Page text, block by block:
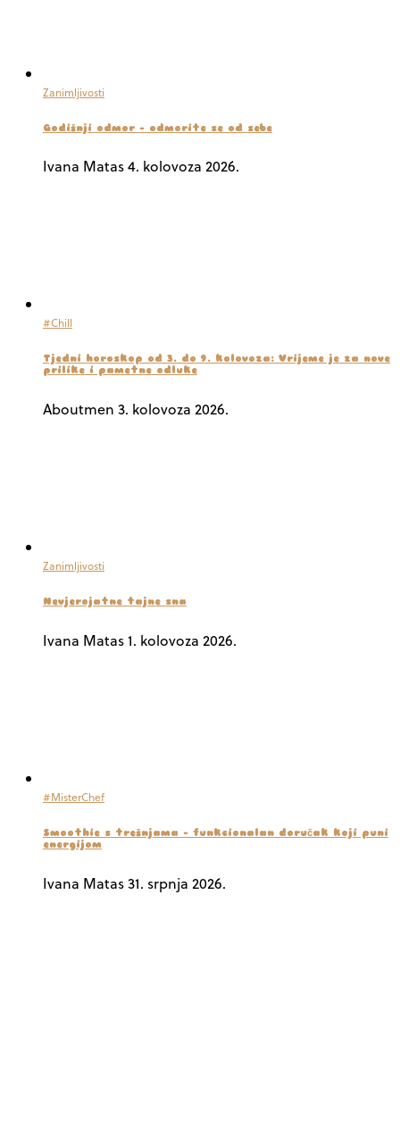
Zanimljivosti
Godišnji odmor – odmorite se od sebe
Ivana Matas4. kolovoza 2026.
#Chill
Tjedni horoskop od 3. do 9. kolovoza: Vrijeme je za nove
prilike i pametne odluke
Aboutmen 3. kolovoza 2026.
Zanimljivosti
Nevjerojatne tajne sna
Ivana Matas1. kolovoza 2026.
#MisterChef
Smoothie s trešnjama – funkcionalan doručak koji puni
energijom
Ivana Matas31. srpnja 2026.